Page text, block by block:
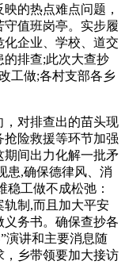
的热点难点问题，
值班岗亭。实步履
企业、学校、道交
排查;此次大查抄
工做;各村支部各乡
对排查出的苗头现
险救援等环节加强
间出力化解一批矛
患,确保德律风、消
稳工做不成松弛：
制,而且加大平安
务书。确保查抄各
演讲和主要消息随
，乡带领要加大接访